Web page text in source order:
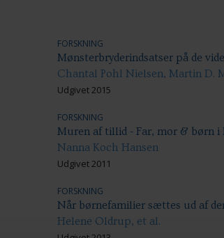
FORSKNING
Mønsterbryderindsatser på de
Chantal Pohl Nielsen, Martin D.
Udgivet 2015
FORSKNING
Muren af tillid - Far, mor & børn
Nanna Koch Hansen
Udgivet 2011
FORSKNING
Når børnefamilier sættes ud af
Helene Oldrup, et al.